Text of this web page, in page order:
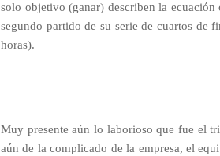
solo objetivo (ganar) describen la
segundo partido de su serie de cuartos de
horas).
Muy presente aún lo laborioso que fue el
aún de la complicado de la empresa, el